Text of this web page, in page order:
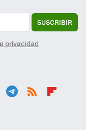
SUSCRIBIR
privacidad